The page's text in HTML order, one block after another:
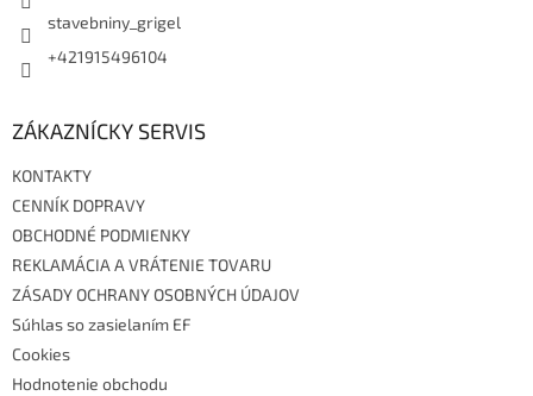
stavebniny_grigel
+421915496104
ZÁKAZNÍCKY SERVIS
KONTAKTY
CENNÍK DOPRAVY
OBCHODNÉ PODMIENKY
REKLAMÁCIA A VRÁTENIE TOVARU
ZÁSADY OCHRANY OSOBNÝCH ÚDAJOV
Súhlas so zasielaním EF
Cookies
Hodnotenie obchodu